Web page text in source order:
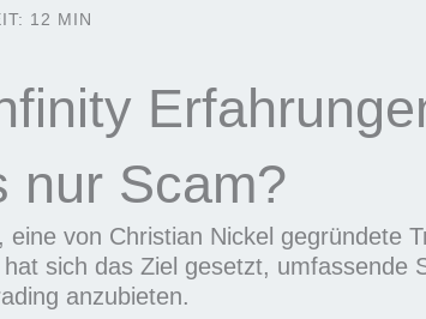
12 MIN
nur Scam?
eine von Christian Nickel gegründete
sich das Ziel gesetzt, umfassende
anzubieten.